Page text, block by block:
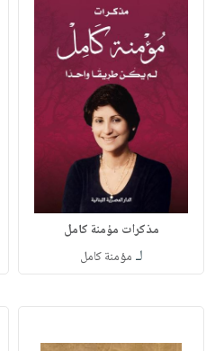
مذكرات مؤمنة كامل
لـ مؤمنة كامل